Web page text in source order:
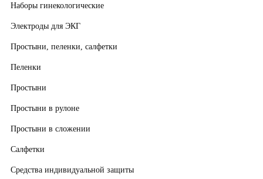
Наборы гинекологические
Электроды для ЭКГ
Простыни, пеленки, салфетки
Пеленки
Простыни
Простыни в рулоне
Простыни в сложении
Салфетки
Средства индивидуальной защиты